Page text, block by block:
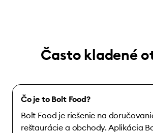
Často kladené
Čo je to Bolt Food?
Bolt Food je riešenie na
reštaurácie a obchody. Aplikácia